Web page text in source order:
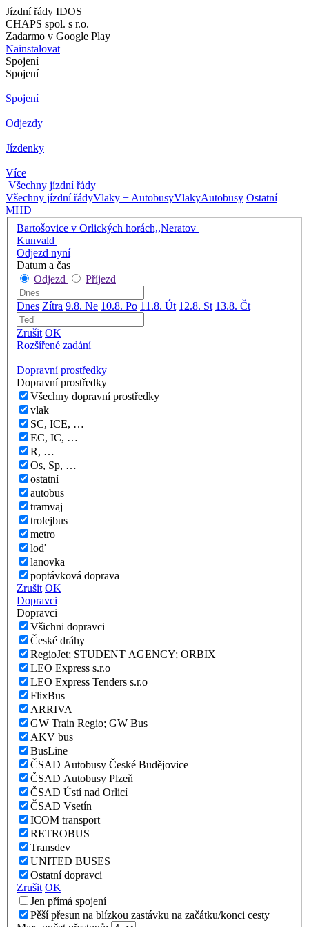
Jízdní řády IDOS
CHAPS spol. s r.o.
Zadarmo v Google Play
Nainstalovat
Spojení
Spojení
Spojení
Odjezdy
Jízdenky
Více
Všechny jízdní řády
Všechny jízdní řádyVlaky + AutobusyVlakyAutobusy Ostatní
MHD
Bartošovice v Orlických horách,,Neratov
Kunvald
Odjezd nyní
Datum a čas
Odjezd
Příjezd
Dnes Zítra 9.8. Ne 10.8. Po 11.8. Út 12.8. St 13.8. Čt
Zrušit OK
Rozšířené zadání
Dopravní prostředky
Dopravní prostředky
Všechny dopravní prostředky
vlak
SC, ICE, …
EC, IC, …
R, …
Os, Sp, …
ostatní
autobus
tramvaj
trolejbus
metro
loď
lanovka
poptávková doprava
Zrušit OK
Dopravci
Dopravci
Všichni dopravci
České dráhy
RegioJet; STUDENT AGENCY; ORBIX
LEO Express s.r.o
LEO Express Tenders s.r.o
FlixBus
ARRIVA
GW Train Regio; GW Bus
AKV bus
BusLine
ČSAD Autobusy České Budějovice
ČSAD Autobusy Plzeň
ČSAD Ústí nad Orlicí
ČSAD Vsetín
ICOM transport
RETROBUS
Transdev
UNITED BUSES
Ostatní dopravci
Zrušit OK
Jen přímá spojení
Pěší přesun na blízkou zastávku na začátku/konci cesty